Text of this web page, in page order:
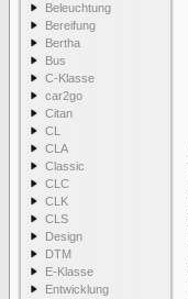
Beleuchtung
Bereifung
Bertha
Bus
C-Klasse
car2go
Citan
CL
CLA
Classic
CLC
CLK
CLS
Design
DTM
E-Klasse
Entwicklung